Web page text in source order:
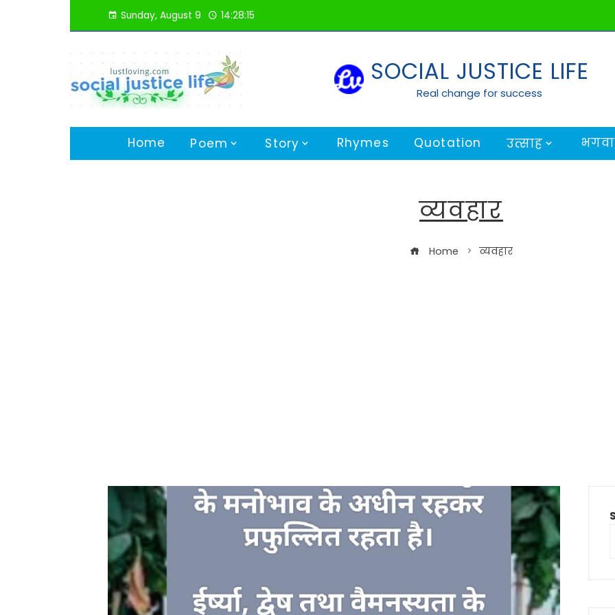
Sunday, August 9 14:28:16
SOCIAL JUSTICE LIFE
Real change for success
Home Poem Story Rhymes Quotation उत्साह
व्यवहार
Home व्यवहार